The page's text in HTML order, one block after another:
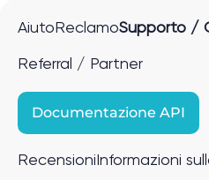
Aiuto ReclamoSupporto /
Referral / Partner
Documentazione API
Recensioni Informazioni